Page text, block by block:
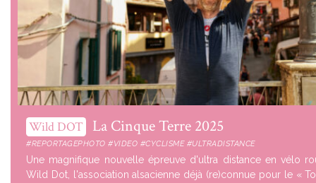
Wild DOT La Cinque Terre 2025
#REPORTAGEPHOTO #VIDEO #CYCLISME #ULTRADISTANCE
Une magnifique nouvelle épreuve d'ultra distance en vélo
Wild Dot, l'association alsacienne déjà (re)connue pour le «